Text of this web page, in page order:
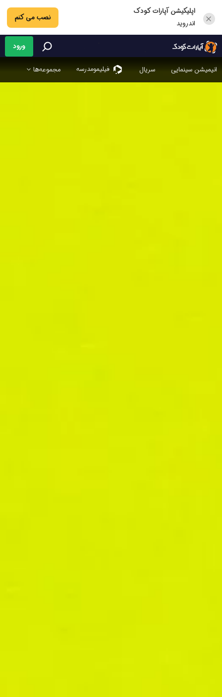
اپلیکیشن آپارات کودک
اندروید
نصب می کنم
انیمیشن سینمایی سریال فیلیمو‌مدرسه مجموعه‌ها
ورود